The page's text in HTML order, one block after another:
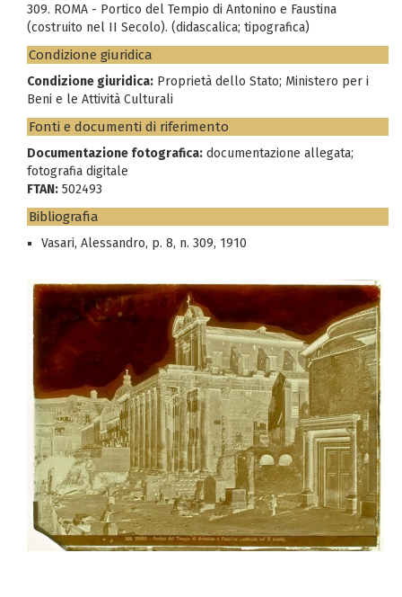
309. ROMA - Portico del Tempio di Antonino e Faustina
(costruito nel II Secolo). (didascalica; tipografica)
Condizione giuridica
Condizione giuridica: Proprietà dello Stato; Ministero per i
Beni e le Attività Culturali
Fonti e documenti di riferimento
Documentazione fotografica: documentazione allegata;
fotografia digitale
FTAN: 502493
Bibliografia
Vasari, Alessandro, p. 8, n. 309, 1910